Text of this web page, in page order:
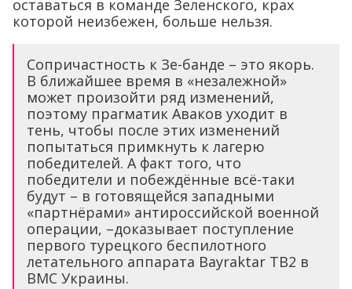
оставаться в команде Зеленского, крах
которой неизбежен, больше нельзя.
Сопричастность к Зе-банде – это якорь.
В ближайшее время в «незалежной»
может произойти ряд изменений,
поэтому прагматик Аваков уходит в
тень, чтобы после этих изменений
попытаться примкнуть к лагерю
победителей. А факт того, что
победители и побеждённые всё-таки
будут – в готовящейся западными
«партнёрами» антироссийской военной
операции, –доказывает поступление
первого турецкого беспилотного
летательного аппарата Bayraktar TB2 в
ВМС Украины.